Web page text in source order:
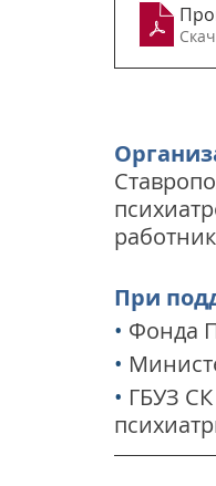
При
• Фонда
•
• ГБУЗ